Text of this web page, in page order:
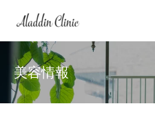
美容情報